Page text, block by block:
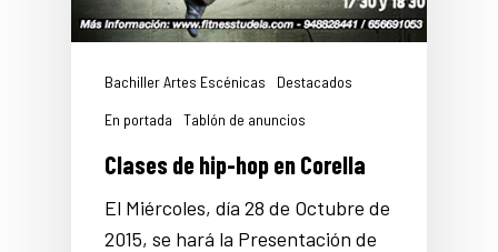
Bachiller Artes Escénicas
Destacados
En portada
Tablón de anuncios
Clases de hip-hop en Corella
El Miércoles, día 28 de Octubre de
2015, se hará la Presentación de